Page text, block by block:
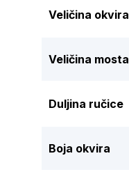
Veličina okvira
Veličina mosta
Duljina ručice
Boja okvira